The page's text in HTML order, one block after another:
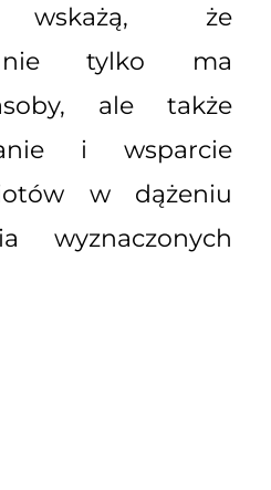
wskażą, że
nie tylko ma
ale także
i wsparcie
w dążeniu
wyznaczonych